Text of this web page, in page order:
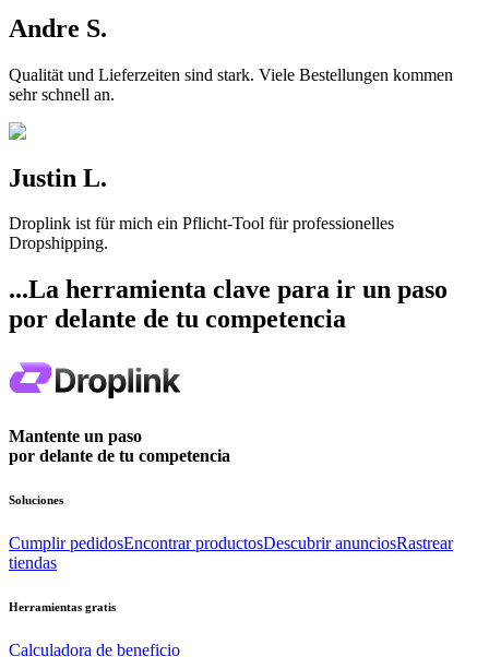
Andre S.
Qualität und Lieferzeiten sind stark. Viele Bestellungen kommen
sehr schnell an.
Justin L.
Droplink ist für mich ein Pflicht-Tool für professionelles
Dropshipping.
...La herramienta clave para ir un paso
por delante de tu competencia
Mantente un paso
por delante de tu competencia
Soluciones
Cumplir pedidosEncontrar productosDescubrir anunciosRastrear
tiendas
Herramientas gratis
Calculadora de beneficio